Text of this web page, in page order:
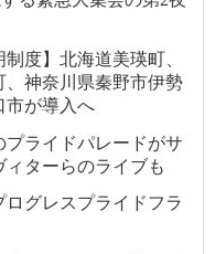
度】北海道美瑛町、
神奈川県秦野市伊勢
市が導入へ
プライドパレードがサ
ターらのライブも
ログレスプライドフラ